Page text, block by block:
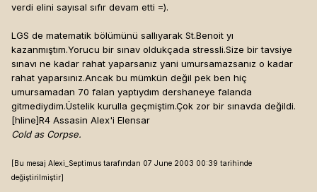
verdi elini sayısal sıfır devam etti =).
LGS de matematik bölümünü sallıyarak St.Benoit yı
kazanmıştım.Yorucu bir sınav oldukçada stressli.Size bir tavsiye
sınavı ne kadar rahat yaparsanız yani umursamazsanız o kadar
rahat yaparsınız.Ancak bu mümkün değil pek ben hiç
umursamadan 70 falan yaptıydım dershaneye falanda
gitmediydim.Üstelik kurulla geçmiştim.Çok zor bir sınavda değildi.
[hline]R4 Assasin Alex'i Elensar
Cold as Corpse.
[Bu mesaj Alexi_Septimus tarafından 07 June 2003 00:39 tarihinde
değiştirilmiştir]